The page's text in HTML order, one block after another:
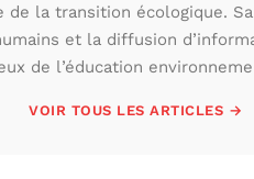
de la transition écologique.
et la diffusion
de l’éducation
VOIR TOUS LES ARTICLES →